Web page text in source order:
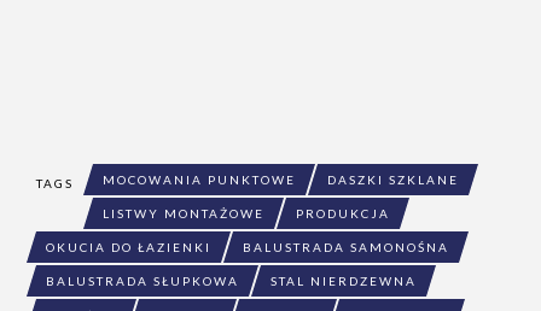
TAGS MOCOWANIA PUNKTOWE DASZKI SZKLANE
LISTWY MONTAŻOWE PRODUKCJA
OKUCIA DO ŁAZIENKI BALUSTRADA SAMONOŚNA
BALUSTRADA SŁUPKOWA STAL NIERDZEWNA